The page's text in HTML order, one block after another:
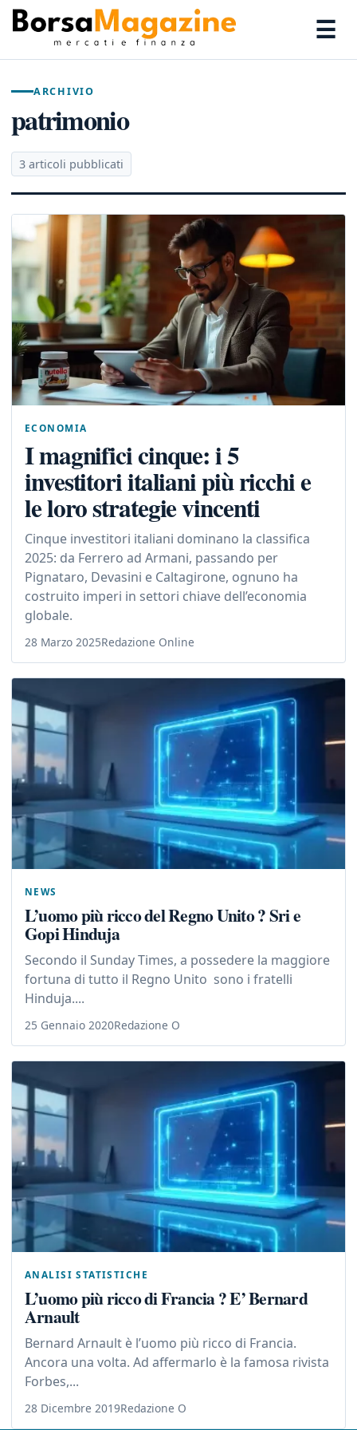
☰
ARCHIVIO
patrimonio
3 articoli pubblicati
ECONOMIA
I magnifici cinque: i 5
investitori italiani più ricchi e
le loro strategie vincenti
Cinque investitori italiani dominano la classifica
2025: da Ferrero ad Armani, passando per
Pignataro, Devasini e Caltagirone, ognuno ha
costruito imperi in settori chiave dell’economia
globale.
28 Marzo 2025Redazione Online
NEWS
L’uomo più ricco del Regno Unito ? Sri e
Gopi Hinduja
Secondo il Sunday Times, a possedere la maggiore
fortuna di tutto il Regno Unito sono i fratelli
Hinduja....
25 Gennaio 2020Redazione O
ANALISI STATISTICHE
L’uomo più ricco di Francia ? E’ Bernard
Arnault
Bernard Arnault è l’uomo più ricco di Francia.
Ancora una volta. Ad affermarlo è la famosa rivista
Forbes,...
28 Dicembre 2019Redazione O